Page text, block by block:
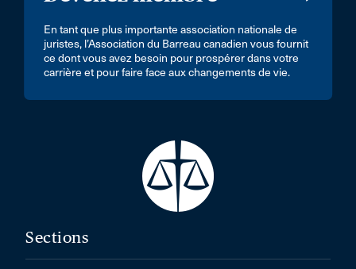
En tant que plus importante association nationale de
juristes, l’Association du Barreau canadien vous fournit
ce dont vous avez besoin pour prospérer dans votre
carrière et pour faire face aux changements de vie.
Sections